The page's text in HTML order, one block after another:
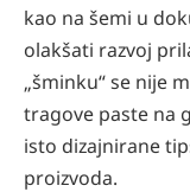
kao na šemi u
olakšati razvoj
„šminku“ se nije
tragove paste na
isto dizajnirane
proizvoda.